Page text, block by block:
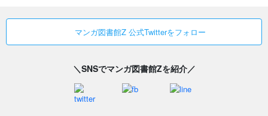
マンガ図書館Z 公式Twitterをフォロー
＼SNSでマンガ図書館Zを紹介／